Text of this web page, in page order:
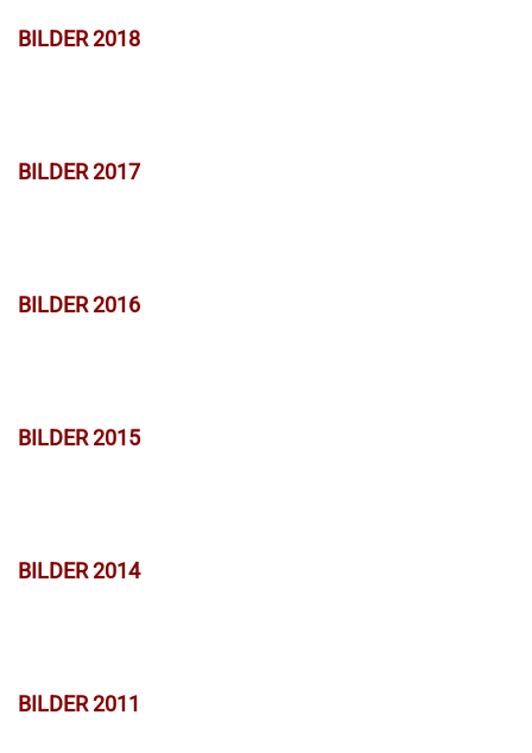
BILDER 2018
BILDER 2017
BILDER 2016
BILDER 2015
BILDER 2014
BILDER 2011